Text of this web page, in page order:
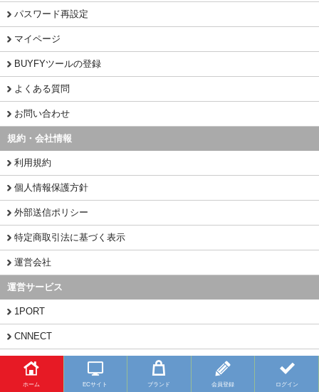
ホーム ECサイト ブランド 会員登録 ログイン
パスワード再設定
マイページ
BUYFYツールの登録
よくある質問
お問い合わせ
規約・会社情報
利用規約
個人情報保護方針
外部送信ポリシー
特定商取引法に基づく表示
運営会社
運営サービス
1PORT
CNNECT
CHINAMART
Copyright (C) 2026 BUYFY.JP All Rights Reserved.